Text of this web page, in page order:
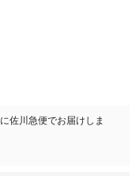
に佐川急便でお届けしま